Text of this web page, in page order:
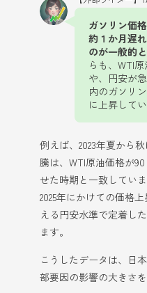
ガソリン価
約１か月遅
のが一般的
らも、WTI
や、円安が
内のガソリ
に上昇して
例えば、2023年夏から
騰は、WTI原油価格が
せた時期と一致してい
2025年にかけての価格
える円安水準で定着し
ます。
こうしたデータは、日
部要因の影響の大きさを